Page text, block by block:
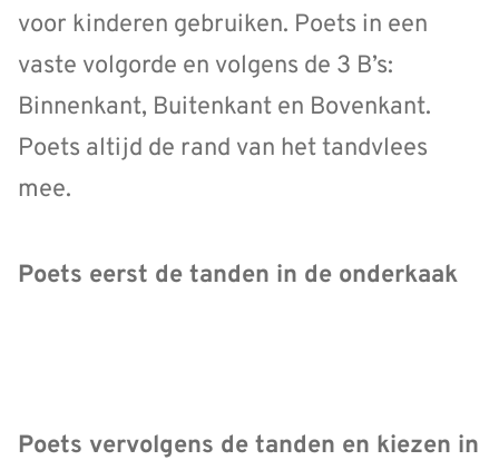
voor kinderen gebruiken. Poets in een
vaste volgorde en volgens de 3 B’s:
Binnenkant, Buitenkant en Bovenkant.
Poets altijd de rand van het tandvlees
mee.
Poets eerst de tanden in de onderkaak
Poets vervolgens de tanden en kiezen in